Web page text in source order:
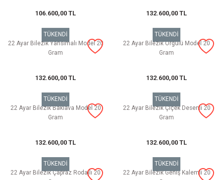
106.600,00 TL 132.600,00 TL
TÜKENDİ
22 Ayar Bilezik Yansımalı Model 20
Gram
132.600,00 TL
TÜKENDİ
22 Ayar Bilezik Örgülü Model 20
Gram
132.600,00 TL
TÜKENDİ
22 Ayar Bilezik Baklava Model 20
Gram
132.600,00 TL
TÜKENDİ
22 Ayar Bilezik Çiçek Desenli 20
Gram
132.600,00 TL
TÜKENDİ
22 Ayar Bilezik Çapraz Rodajlı 20
TÜKENDİ
22 Ayar Bilezik Geniş Kalemli 20